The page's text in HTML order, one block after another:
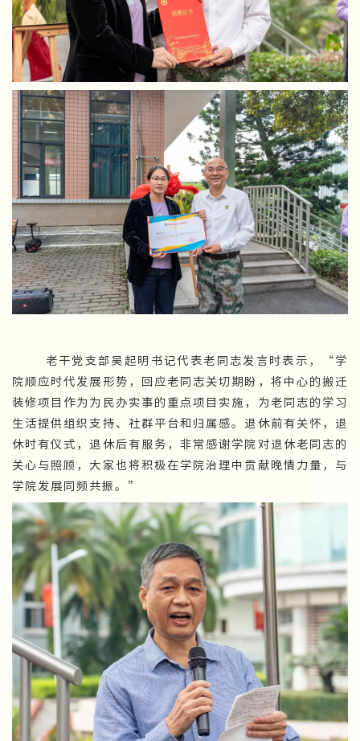
老干党支部吴起明书记代表老同志发言时表示，“学
院顺应时代发展形势，回应老同志关切期盼，将中心的搬迁
装修项目作为为民办实事的重点项目实施，为老同志的学习
生活提供组织支持、社群平台和归属感。退休前有关怀，退
休时有仪式，退休后有服务，非常感谢学院对退休老同志的
关心与照顾，大家也将积极在学院治理中贡献晚情力量，与
学院发展同频共振。”